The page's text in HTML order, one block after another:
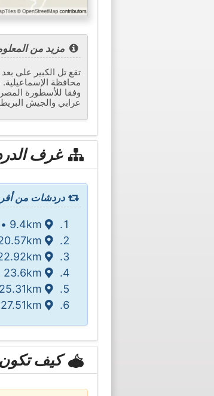
مزيد من
عرابي والجيش
غرف
دردشات من
9.4km •
•
•
23.6km •
25.31km •
27.51km •
كيف تكون